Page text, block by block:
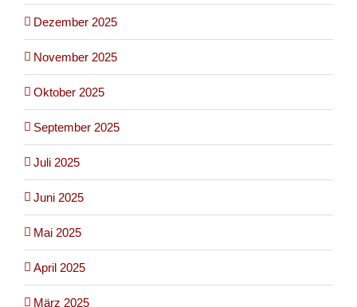
Dezember 2025
November 2025
Oktober 2025
September 2025
Juli 2025
Juni 2025
Mai 2025
April 2025
März 2025